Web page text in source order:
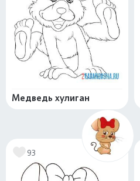
Медведь хулиган
93